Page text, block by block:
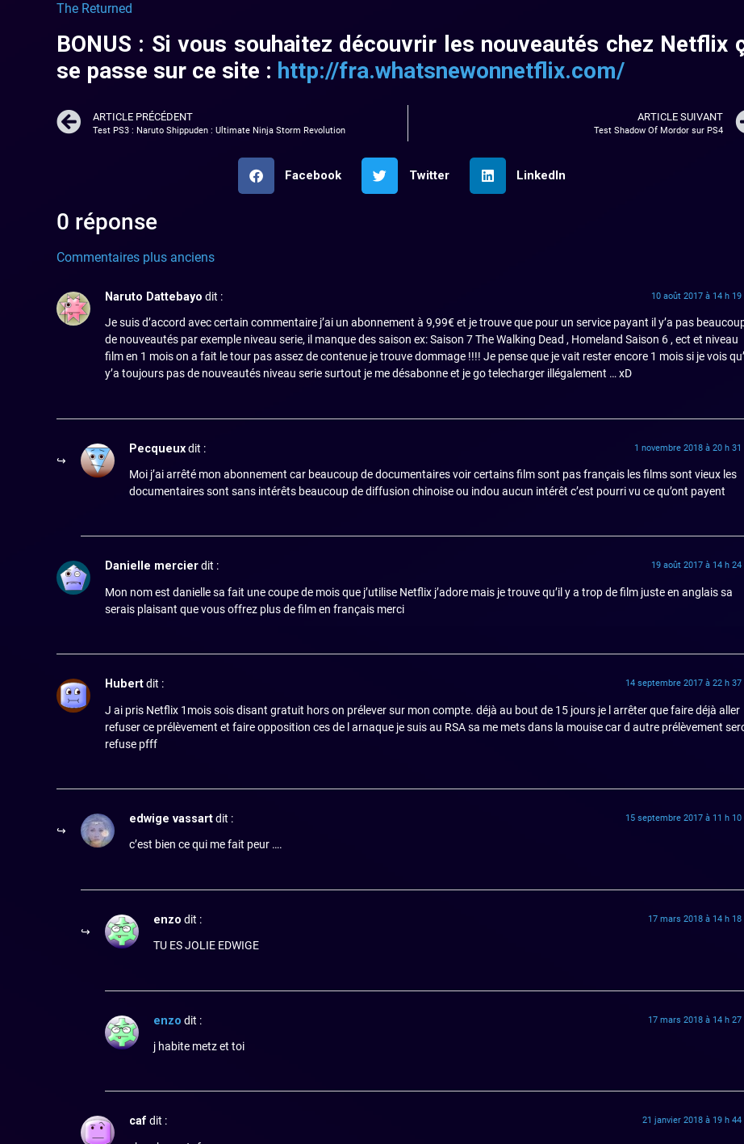
The Returned
BONUS : Si vous souhaitez découvrir les nouveautés chez Netflix
se passe sur ce site : http://fra.whatsnewonnetflix.com/
ARTICLE PRÉCÉDENT
Test PS3 : Naruto Shippuden : Ultimate Ninja Storm Revolution
ARTICLE SUIVANT
Test Shadow Of Mordor sur PS4
Facebook Twitter LinkedIn
0 réponse
Commentaires plus anciens
Naruto Dattebayo dit : 10 août 2017 à 14 h
Je suis d’accord avec certain commentaire j’ai un abonnement à 9,99€ et je trouve que pour un service payant il y’a pas
de nouveautés par exemple niveau serie, il manque des saison ex: Saison 7 The Walking Dead , Homeland Saison 6 , ect et niveau
film en 1 mois on a fait le tour pas assez de contenue je trouve dommage !!!! Je pense que je vait rester encore 1 mois si je vois
y’a toujours pas de nouveautés niveau serie surtout je me désabonne et je go telecharger illégalement … xD
Pecqueuxdit : 1 novembre 2018 à 20 h
Moi j’ai arrêté mon abonnement car beaucoup de documentaires voir certains film sont pas français les films sont vieux les
documentaires sont sans intérêts beaucoup de diffusion chinoise ou indou aucun intérêt c’est pourri vu ce qu’ont payent
Danielle mercierdit : 19 août 2017 à 14 h
Mon nom est danielle sa fait une coupe de mois que j’utilise Netflix j’adore mais je trouve qu’il y a trop de film juste en anglais sa
serais plaisant que vous offrez plus de film en français merci
Hubertdit : 14 septembre 2017 à 22 h
J ai pris Netflix 1mois sois disant gratuit hors on prélever sur mon compte. déjà au bout de 15 jours je l arrêter que faire déjà aller
refuser ce prélèvement et faire opposition ces de l arnaque je suis au RSA sa me mets dans la mouise car d autre prélèvement
refuse pfff
edwige vassartdit : 15 septembre 2017 à 11 h
c’est bien ce qui me fait peur ….
enzo dit : 17 mars 2018 à 14 h
TU ES JOLIE EDWIGE
enzo dit : 17 mars 2018 à 14 h
j habite metz et toi
caf dit : 21 janvier 2018 à 19 h